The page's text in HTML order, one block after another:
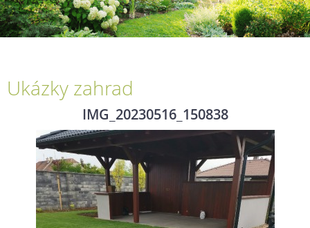
Ukázky zahrad
IMG_20230516_150838